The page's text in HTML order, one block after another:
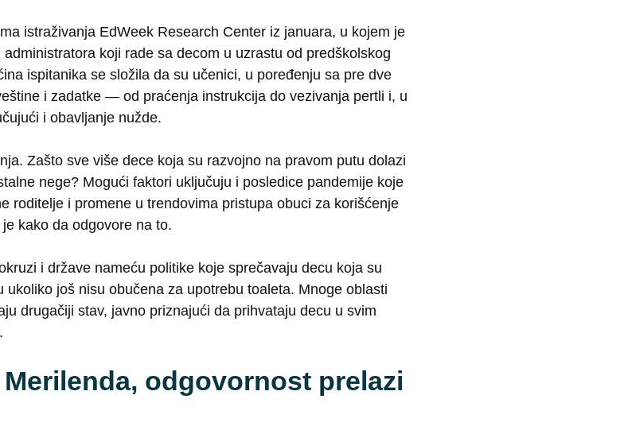
istraživanja EdWeek Research Center iz januara, u kojem je
koji rade sa decom u uzrastu od predškolskog
ispitanika se složila da su učenici, u poređenju sa pre dve
i zadatke — od praćenja instrukcija do vezivanja pertli i, u
i obavljanje nužde.
Zašto sve više dece koja su razvojno na pravom putu dolazi
nege? Mogući faktori uključuju i posledice pandemije koje
roditelje i promene u trendovima pristupa obuci za korišćenje
kako da odgovore na to.
i države nameću politike koje sprečavaju decu koja su
još nisu obučena za upotrebu toaleta. Mnoge oblasti
drugačiji stav, javno priznajući da prihvataju decu u svim
odgovornost prelazi